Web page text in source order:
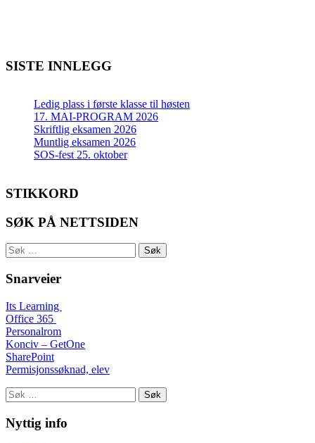
SISTE INNLEGG
Ledig plass i første klasse til høsten
17. MAI-PROGRAM 2026
Skriftlig eksamen 2026
Muntlig eksamen 2026
SOS-fest 25. oktober
STIKKORD
SØK PÅ NETTSIDEN
Søk
etter:
Snarveier
Its Learning
Office 365
Personalrom
Konciv – GetOne
SharePoint
Permisjonssøknad, elev
Søk
etter:
Nyttig info